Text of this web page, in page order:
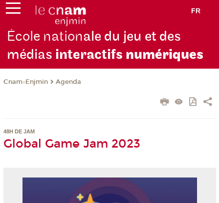
FR
École nationale du jeu et des
médias interactifs numériques
Cnam-Enjmin Agenda
48H DE JAM
Global Game Jam 2023